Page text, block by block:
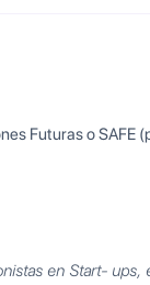
Futuras o SAFE
en Start-